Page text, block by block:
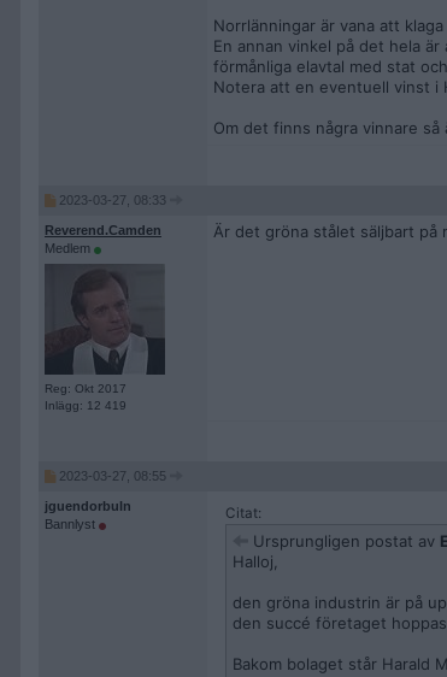
Norrlänningar är vana att
En annan vinkel på det hela
förmånliga elavtal med stat
Notera att en eventuell vinst i
Om det finns några vinnare
2023-03-27, 08:33
Reverend.Camden
Medlem
Reg: Okt 2017
Inlägg: 12 419
Är det gröna stålet säljbart på
2023-03-27, 08:55
jguendorbuln
Bannlyst
Citat:
Ursprungligen postat av
Halloj,
den gröna industrin är på
den succé företaget
Bakom bolaget står Harald